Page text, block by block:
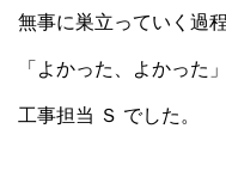
無事に巣立っていく過程
「よかった、よかった
工事担当 Ｓ でした。